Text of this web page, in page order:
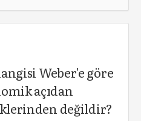
Weber'e göre
açıdan
değildir?